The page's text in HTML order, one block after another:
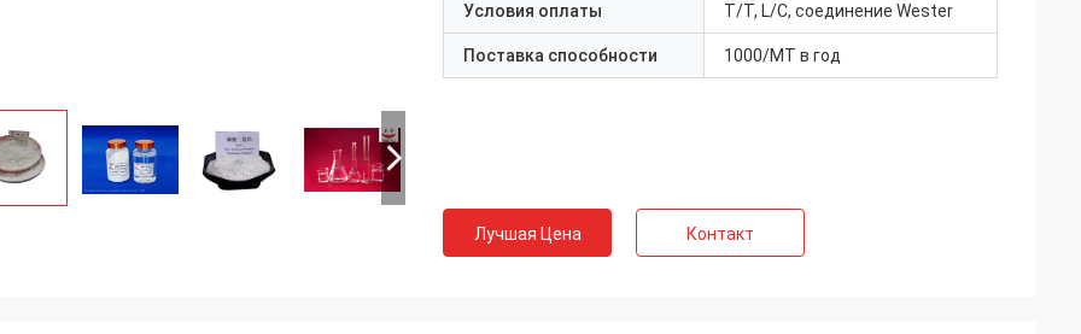
Условия оплаты T/T, L/C, соединение Wester
Поставка способности 1000/MT в год
Лучшая Цена Контакт